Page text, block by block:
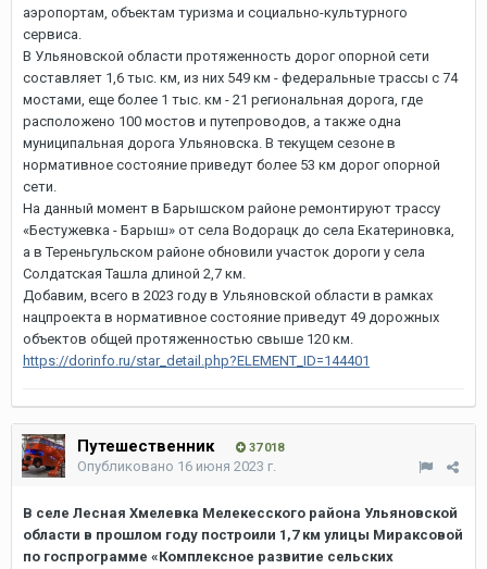
аэропортам, объектам туризма и социально-культурного
сервиса.
В Ульяновской области протяженность дорог опорной сети
составляет 1,6 тыс. км, из них 549 км - федеральные трассы с 74
мостами, еще более 1 тыс. км - 21 региональная дорога, где
расположено 100 мостов и путепроводов, а также одна
муниципальная дорога Ульяновска. В текущем сезоне в
нормативное состояние приведут более 53 км дорог опорной
сети.
На данный момент в Барышском районе ремонтируют трассу
«Бестужевка - Барыш» от села Водорацк до села Екатериновка,
а в Тереньгульском районе обновили участок дороги у села
Солдатская Ташла длиной 2,7 км.
Добавим, всего в 2023 году в Ульяновской области в рамках
нацпроекта в нормативное состояние приведут 49 дорожных
объектов общей протяженностью свыше 120 км.
https://dorinfo.ru/star_detail.php?ELEMENT_ID=144401
Путешественник 37 018
Опубликовано 16 июня 2023 г.
В селе Лесная Хмелевка Мелекесского района Ульяновской
области в прошлом году построили 1,7 км улицы Мираксовой
по госпрограмме «Комплексное развитие сельских